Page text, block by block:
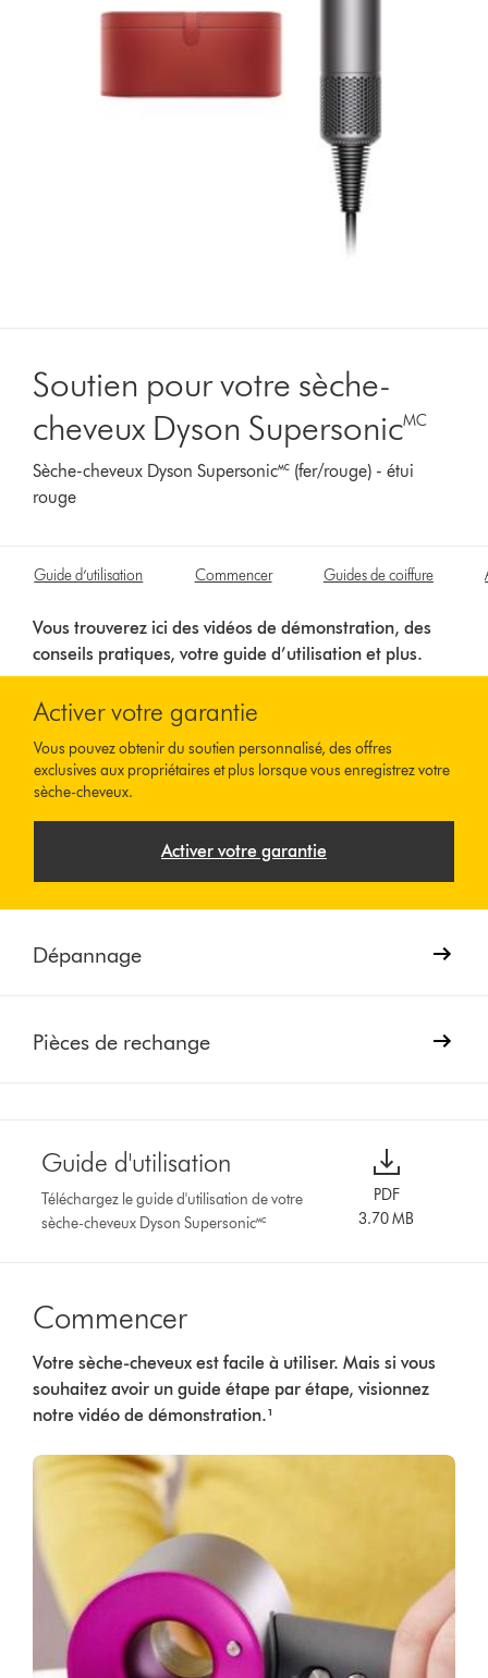
Soutien pour votre sèche-
cheveux Dyson Supersonic🅪
Sèche-cheveux Dyson Supersonic🅪 (fer/rouge) - étui
rouge
Guide d’utilisation Commencer Guides de coiffure
Vous trouverez ici des vidéos de démonstration, des
conseils pratiques, votre guide d’utilisation et plus.
Activer votre garantie
Vous pouvez obtenir du soutien personnalisé, des offres
exclusives aux propriétaires et plus lorsque vous enregistrez votre
sèche-cheveux.
Activer votre garantie
Dépannage
Pièces de rechange
Guide d'utilisation
Téléchargez le guide d'utilisation de votre
sèche-cheveux Dyson Supersonic🅪
PDF
3.70 MB
Commencer
Votre sèche-cheveux est facile à utiliser. Mais si vous
souhaitez avoir un guide étape par étape, visionnez
notre vidéo de démonstration.¹
Transcript
transcription
de
la